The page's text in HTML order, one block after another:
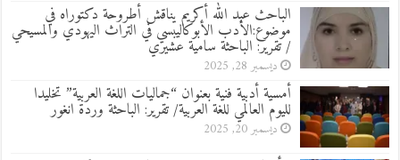
الباحث عبد الله أكريم يناقش أطروحة دكتوراه في
موضوع:الأدب الأبوكاليبسي في التراث اليهودي والمسيحي
/ تقرير: الباحثة سامية عشيري
ديسمبر 28, 2025
أمسية أدبية فنية بعنوان “جماليات اللغة العربية” تخليدا
لليوم العالمي للغة العربية/ تقرير: الباحثة وردة انغور
ديسمبر 20, 2025